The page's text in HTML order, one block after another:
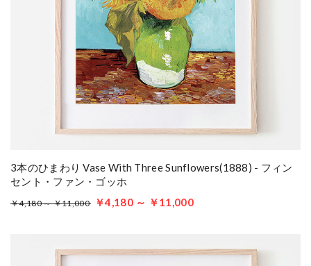
3本のひまわり Vase With Three Sunflowers(1888) - フィン
セント・ファン・ゴッホ
￥4,180 ～ ￥11,000 ￥4,180 ～ ￥11,000